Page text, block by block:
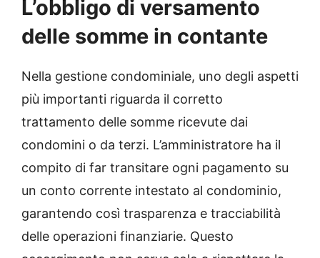
L’obbligo di versamento
delle somme in contante
Nella gestione condominiale, uno degli aspetti
più importanti riguarda il corretto
trattamento delle somme ricevute dai
condomini o da terzi. L’amministratore ha il
compito di far transitare ogni pagamento su
un conto corrente intestato al condominio,
garantendo così trasparenza e tracciabilità
delle operazioni finanziarie. Questo